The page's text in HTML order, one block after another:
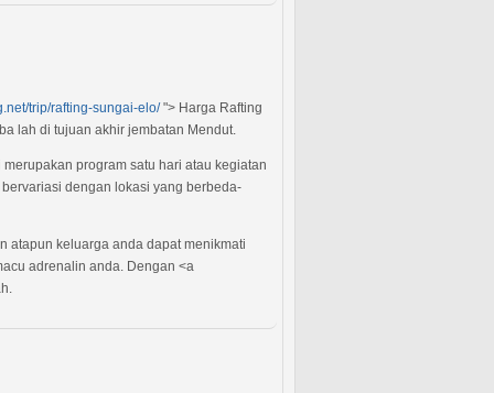
trip/rafting-sungai-elo/"> Harga Rafting
lah di tujuan akhir jembatan Mendut.
program satu hari atau kegiatan
dengan lokasi yang berbeda-
atapun keluarga anda dapat menikmati
adrenalin anda. Dengan <a